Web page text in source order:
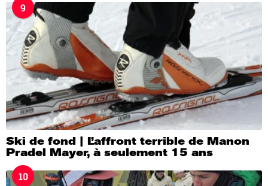
9
Ski de fond | L’affront terrible de Manon
Pradel Mayer, à seulement 15 ans
10